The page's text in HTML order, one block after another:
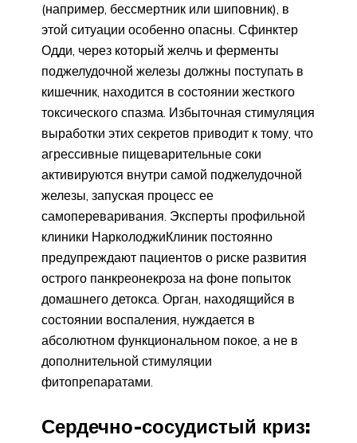
(например, бессмертник или шиповник), в
этой ситуации особенно опасны. Сфинктер
Одди, через который желчь и ферменты
поджелудочной железы должны поступать в
кишечник, находится в состоянии жесткого
токсического спазма. Избыточная стимуляция
выработки этих секретов приводит к тому, что
агрессивные пищеварительные соки
активируются внутри самой поджелудочной
железы, запуская процесс ее
самопереваривания. Эксперты профильной
клиники НарколоджиКлиник постоянно
предупреждают пациентов о риске развития
острого панкреонекроза на фоне попыток
домашнего детокса. Орган, находящийся в
состоянии воспаления, нуждается в
абсолютном функциональном покое, а не в
дополнительной стимуляции
фитопрепаратами.
Сердечно-сосудистый криз: